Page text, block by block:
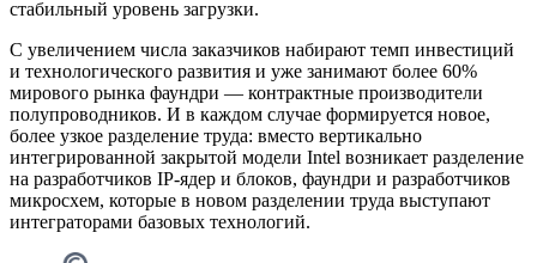
стабильный уровень загрузки.
С увеличением числа заказчиков набирают темп инвестиций
и технологического развития и уже занимают более 60%
мирового рынка фаундри — контрактные производители
полупроводников. И в каждом случае формируется новое,
более узкое разделение труда: вместо вертикально
интегрированной закрытой модели Intel возникает разделение
на разработчиков IP-ядер и блоков, фаундри и разработчиков
микросхем, которые в новом разделении труда выступают
интеграторами базовых технологий.